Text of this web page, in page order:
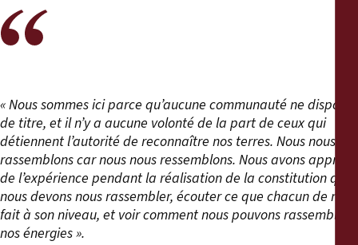
« Nous sommes ici parce qu’aucune communauté ne dispose
de titre, et il n’y a aucune volonté de la part de ceux qui
détiennent l’autorité de reconnaître nos terres. Nous nous
rassemblons car nous nous ressemblons. Nous avons appris
de l’expérience pendant la réalisation de la constitution que
nous devons nous rassembler, écouter ce que chacun de nous
fait à son niveau, et voir comment nous pouvons rassembler
nos énergies ».